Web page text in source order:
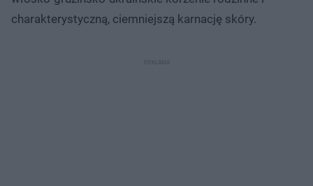
charakterystyczną, ciemniejszą karnację skóry.